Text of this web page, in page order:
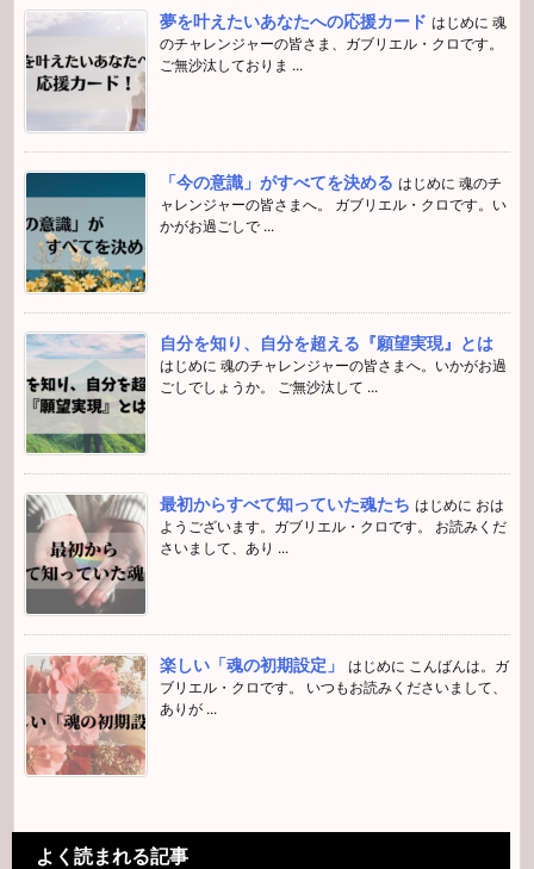
夢を叶えたいあなたへの応援カード はじめに 魂
のチャレンジャーの皆さま、ガブリエル・クロです。
ご無沙汰しておりま ...
「今の意識」がすべてを決める はじめに 魂のチ
ャレンジャーの皆さまへ。 ガブリエル・クロです。い
かがお過ごしで ...
自分を知り、自分を超える『願望実現』とは
はじめに 魂のチャレンジャーの皆さまへ。いかがお過
ごしでしょうか。 ご無沙汰して ...
最初からすべて知っていた魂たち はじめに おは
ようございます。ガブリエル・クロです。 お読みくだ
さいまして、あり ...
楽しい「魂の初期設定」
はじめに こんばんは。ガ
ブリエル・クロです。 いつもお読みくださいまして、
ありが ...
よく読まれる記事